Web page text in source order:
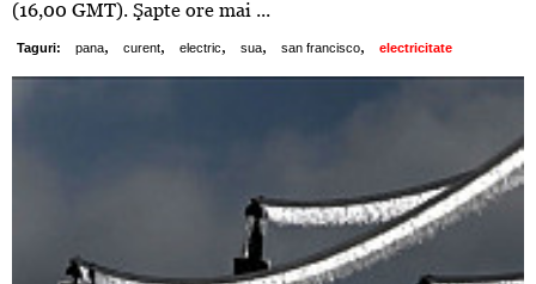
(16,00 GMT). Şapte ore mai ...
Taguri: pana, curent, electric, sua, san francisco, electricitate